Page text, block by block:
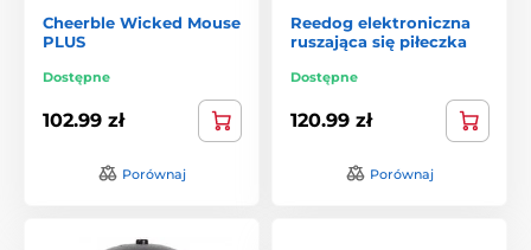
Cheerble Wicked Mouse
PLUS
Dostępne
102.99 zł
Porównaj
Reedog elektroniczna
ruszająca się piłeczka
Dostępne
120.99 zł
Porównaj